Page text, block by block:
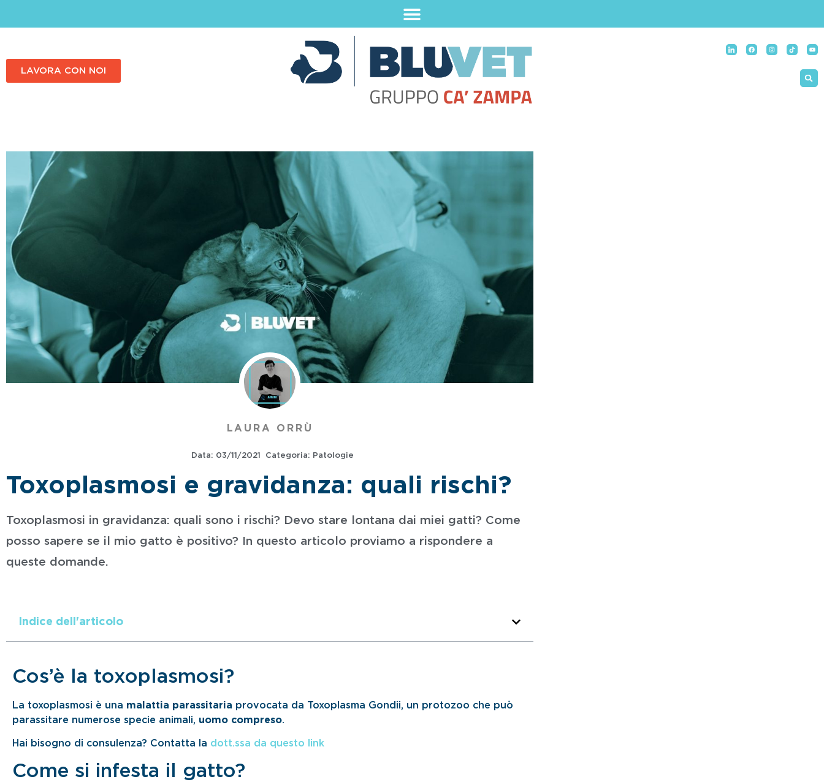
LAVORA CON NOI
LAURA ORRÙ
Data: 03/11/2021 Categoria: Patologie
Toxoplasmosi e gravidanza: quali rischi?
Toxoplasmosi in gravidanza: quali sono i rischi? Devo stare lontana dai miei gatti? Come
posso sapere se il mio gatto è positivo? In questo articolo proviamo a rispondere a
queste domande.
Indice dell'articolo
Cos’è la toxoplasmosi?
La toxoplasmosi è una malattia parassitaria provocata da Toxoplasma Gondii, un protozoo che può
parassitare numerose specie animali, uomo compreso.
Hai bisogno di consulenza? Contatta la dott.ssa da questo link
Come si infesta il gatto?